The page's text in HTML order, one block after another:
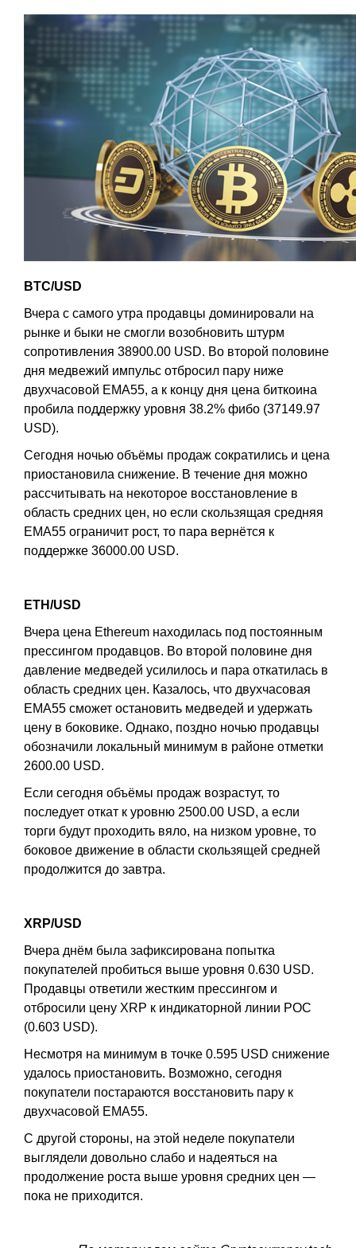
BTC/USD
Вчера с самого утра продавцы доминировали на
рынке и быки не смогли возобновить штурм
сопротивления 38900.00 USD. Во второй половине
дня медвежий импульс отбросил пару ниже
двухчасовой EMA55, а к концу дня цена биткоина
пробила поддержку уровня 38.2% фибо (37149.97
USD).
Сегодня ночью объёмы продаж сократились и цена
приостановила снижение. В течение дня можно
рассчитывать на некоторое восстановление в
область средних цен, но если скользящая средняя
EMA55 ограничит рост, то пара вернётся к
поддержке 36000.00 USD.
ETH/USD
Вчера цена Ethereum находилась под постоянным
прессингом продавцов. Во второй половине дня
давление медведей усилилось и пара откатилась в
область средних цен. Казалось, что двухчасовая
EMA55 сможет остановить медведей и удержать
цену в боковике. Однако, поздно ночью продавцы
обозначили локальный минимум в районе отметки
2600.00 USD.
Если сегодня объёмы продаж возрастут, то
последует откат к уровню 2500.00 USD, а если
торги будут проходить вяло, на низком уровне, то
боковое движение в области скользящей средней
продолжится до завтра.
XRP/USD
Вчера днём была зафиксирована попытка
покупателей пробиться выше уровня 0.630 USD.
Продавцы ответили жестким прессингом и
отбросили цену XRP к индикаторной линии POC
(0.603 USD).
Несмотря на минимум в точке 0.595 USD снижение
удалось приостановить. Возможно, сегодня
покупатели постараются восстановить пару к
двухчасовой EMA55.
С другой стороны, на этой неделе покупатели
выглядели довольно слабо и надеяться на
продолжение роста выше уровня средних цен —
пока не приходится.